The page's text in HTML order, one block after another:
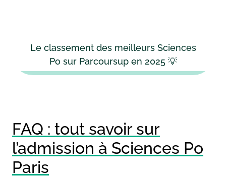
Le classement des meilleurs Sciences
Po sur Parcoursup en 2025 💡
FAQ : tout savoir sur
l’admission à Sciences Po
Paris